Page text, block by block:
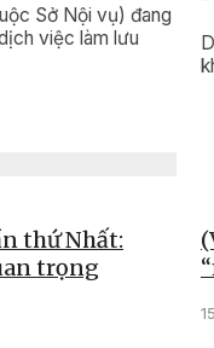
Sở Nội vụ) đang
việc làm lưu
thứ Nhất:
trọng